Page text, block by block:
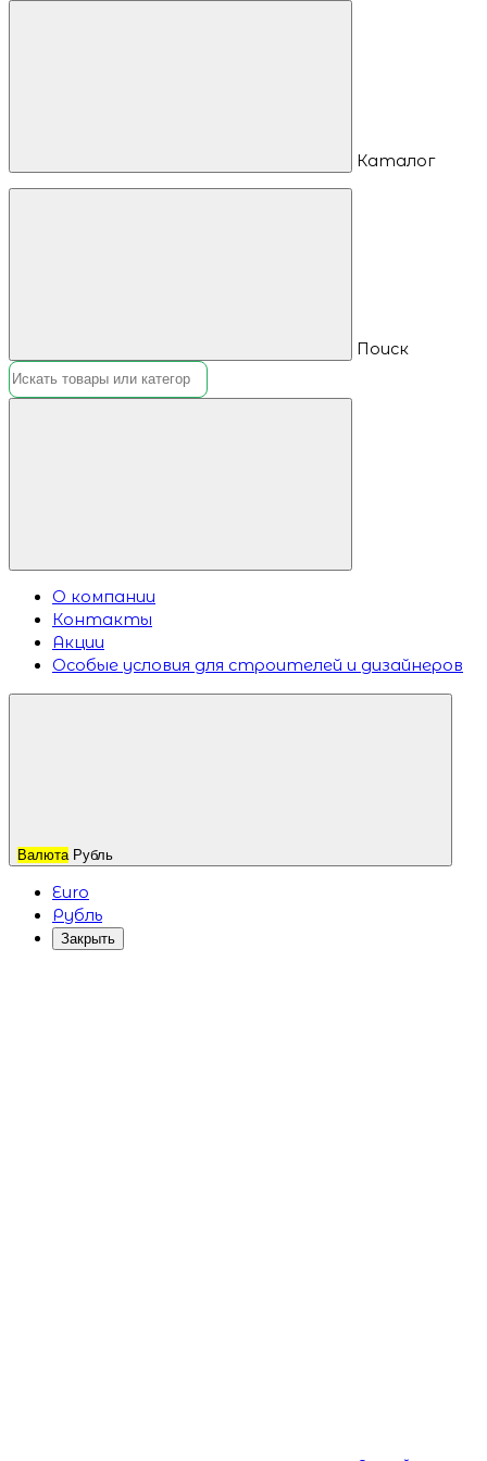
Каталог
Поиск
О компании
Контакты
Акции
Особые условия для строителей и дизайнеров
Валюта Рубль
Euro
Рубль
Закрыть